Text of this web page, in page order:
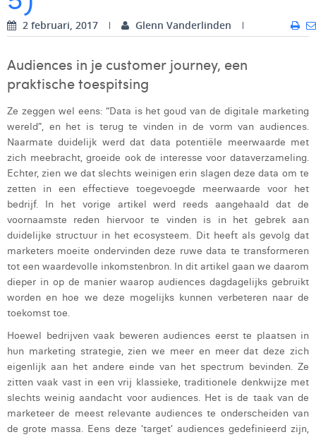
Dhan Claes
Edouard Polet
Elio Civalleri
Eliott Pousset
Floriane Defacqz
Glenn Vanderlinden
Hanne Van Loock
Janne Beke
Jonas Geiregat
Justine Cremer
Laura Rooseleer
Laura Verhelst
Lena Pignoloni
Leonard Dierickx
Digital Business Intern
2 februari, 2017 Glenn Vanderlinden
Audiences in je customer journey, een
praktische toespitsing
Ze zeggen wel eens: “Data is het goud van de digitale marketing
wereld”, en het is terug te vinden in de vorm van audiences.
Naarmate duidelijk werd dat data potentiële meerwaarde met
zich meebracht, groeide ook de interesse voor dataverzameling.
Echter, zien we dat slechts weinigen erin slagen deze data om te
zetten in een effectieve toegevoegde meerwaarde voor het
bedrijf. In het vorige artikel werd reeds aangehaald dat de
voornaamste reden hiervoor te vinden is in het gebrek aan
duidelijke structuur in het ecosysteem. Dit heeft als gevolg dat
marketers moeite ondervinden deze ruwe data te transformeren
tot een waardevolle inkomstenbron. In dit artikel gaan we daarom
dieper in op de manier waarop audiences dagdagelijks gebruikt
worden en hoe we deze mogelijks kunnen verbeteren naar de
toekomst toe.
Hoewel bedrijven vaak beweren audiences eerst te plaatsen in
hun marketing strategie, zien we meer en meer dat deze zich
eigenlijk aan het andere einde van het spectrum bevinden. Ze
zitten vaak vast in een vrij klassieke, traditionele denkwijze met
slechts weinig aandacht voor audiences. Het is de taak van de
marketeer de meest relevante audiences te onderscheiden van
de grote massa. Eens deze ‘target’ audiences gedefinieerd zijn,